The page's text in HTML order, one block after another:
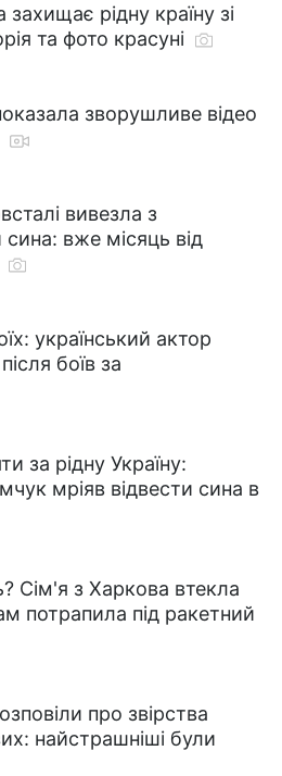
рідну країну зі
та фото красуні
зворушливе відео
вивезла з
вже місяць від
український актор
боїв за
за рідну Україну:
мріяв відвести сина в
Сім'я з Харкова втекла
потрапила під ракетний
про звірства
найстрашніші були